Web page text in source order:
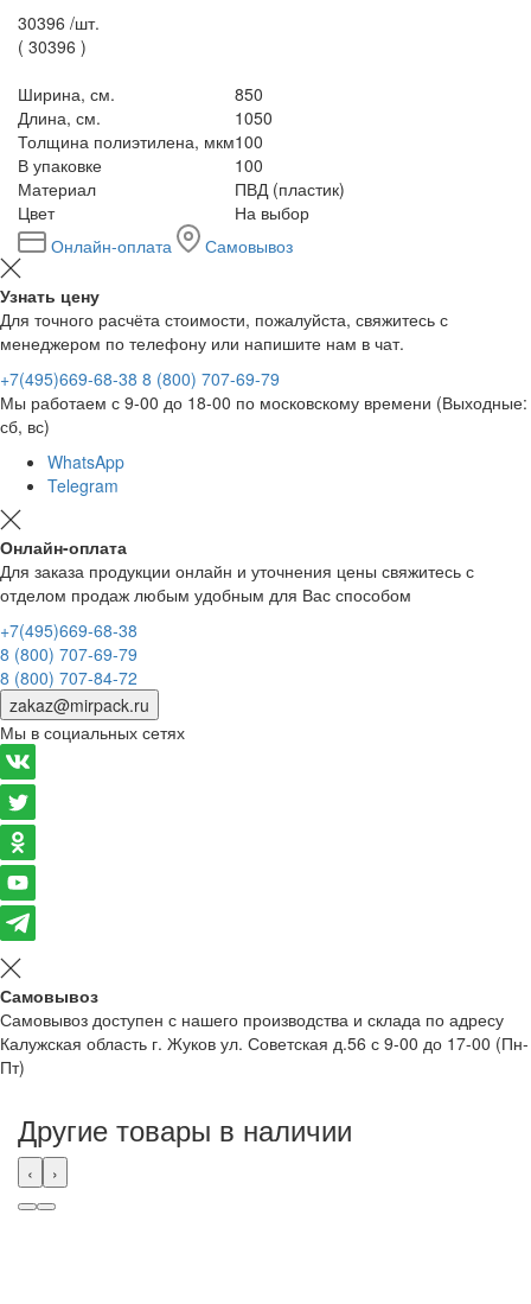
30396 /шт.
( 30396 )
Ширина, см.
850
Длина, см.
1050
Толщина полиэтилена, мкм100
В упаковке
100
Материал
ПВД (пластик)
Цвет
На выбор
Онлайн-оплата
Самовывоз
Узнать цену
Для точного расчёта стоимости, пожалуйста, свяжитесь с
менеджером по телефону или напишите нам в чат.
+7(495)669-68-38 8 (800) 707-69-79
Мы работаем с 9-00 до 18-00 по московскому времени (Выходные:
сб, вс)
WhatsApp
Telegram
Онлайн-оплата
Для заказа продукции онлайн и уточнения цены свяжитесь с
отделом продаж любым удобным для Вас способом
+7(495)669-68-38
8 (800) 707-69-79
8 (800) 707-84-72
zakaz@mirpack.ru
Мы в социальных сетях
Самовывоз
Самовывоз доступен с нашего производства и склада по адресу
Калужская область г. Жуков ул. Советская д.56 с 9-00 до 17-00 (Пн-
Пт)
Другие товары в наличии
‹ ›